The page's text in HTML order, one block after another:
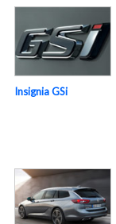
Insignia GSi